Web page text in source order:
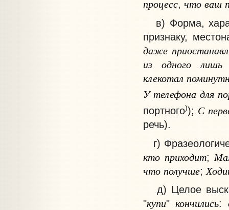
процесс, что ваш
в) Форма,
признаку,
даже
из
одного
лишь
клекотал
У телефона для
портного)); С
речь).
г)
кто приходит;
что получше;
д) Целое
"купи"кончились: